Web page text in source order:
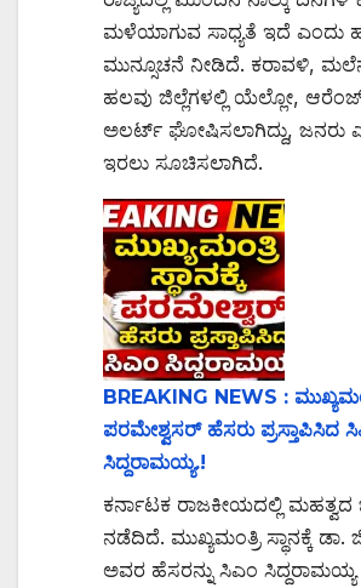
ಮಳೆಯಾಗುವ ಸಾಧ್ಯತೆ ಇದೆ ಎಂದು
ಮುನ್ಸೂಚನೆ ನೀಡಿದೆ. ಕರಾವಳಿ,
ಹಲವು ಜಿಲ್ಲೆಗಳಲ್ಲಿ ಯೆಲ್ಲೋ,
ಅಲರ್ಟ್ ಘೋಷಿಸಲಾಗಿದ್ದು, ಜನರು
ಇರಲು ಸೂಚಿಸಲಾಗಿದೆ.
BREAKING NEWS :
ಪರಮೇಶ್ವಸರ್ ಹೆಸರು ಪ್ರಸ್ತಾಪಿಸಿದ
ಸಿದ್ದರಾಮಯ್ಯ.!
ಕರ್ನಾಟಕ ರಾಜಕೀಯದಲ್ಲಿ
ನಡೆದಿದೆ. ಮುಖ್ಯಮಂತ್ರಿ ಸ್ಥಾನಕ್ಕೆ ಡಾ.
ಅವರ ಹೆಸರನ್ನು ಸಿಎಂ ಸಿದ್ದರಾಮಯ್ಯ